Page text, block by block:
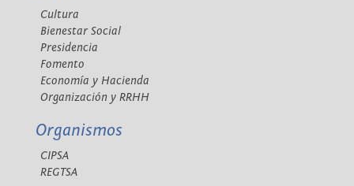
Cultura
Bienestar Social
Presidencia
Fomento
Economía y Hacienda
Organización y RRHH
Organismos
CIPSA
REGTSA